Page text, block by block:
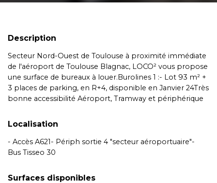
Description
Secteur Nord-Ouest de Toulouse à proximité immédiate
de l'aéroport de Toulouse Blagnac, LOCO² vous propose
une surface de bureaux à louer.Burolines 1 :- Lot 93 m² +
3 places de parking, en R+4, disponible en Janvier 24Très
bonne accessibilité Aéroport, Tramway et périphérique
Localisation
- Accès A621- Périph sortie 4 "secteur aéroportuaire"-
Bus Tisseo 30
Surfaces disponibles